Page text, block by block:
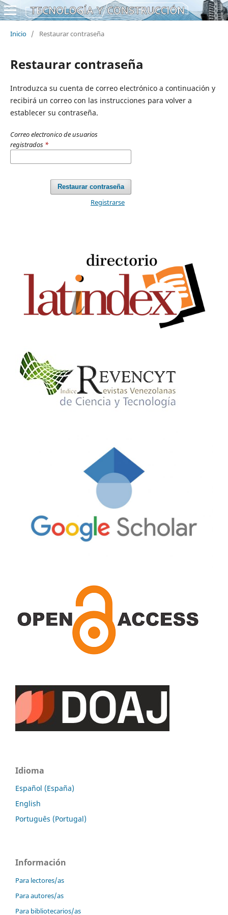
Inicio / Restaurar contraseña
Restaurar contraseña
Introduzca su cuenta de correo electrónico a continuación y
recibirá un correo con las instrucciones para volver a
establecer su contraseña.
Correo electronico de usuarios
registrados *
Restaurar contraseña
Registrarse
Idioma
Español (España)
English
Português (Portugal)
Información
Para lectores/as
Para autores/as
Para bibliotecarios/as